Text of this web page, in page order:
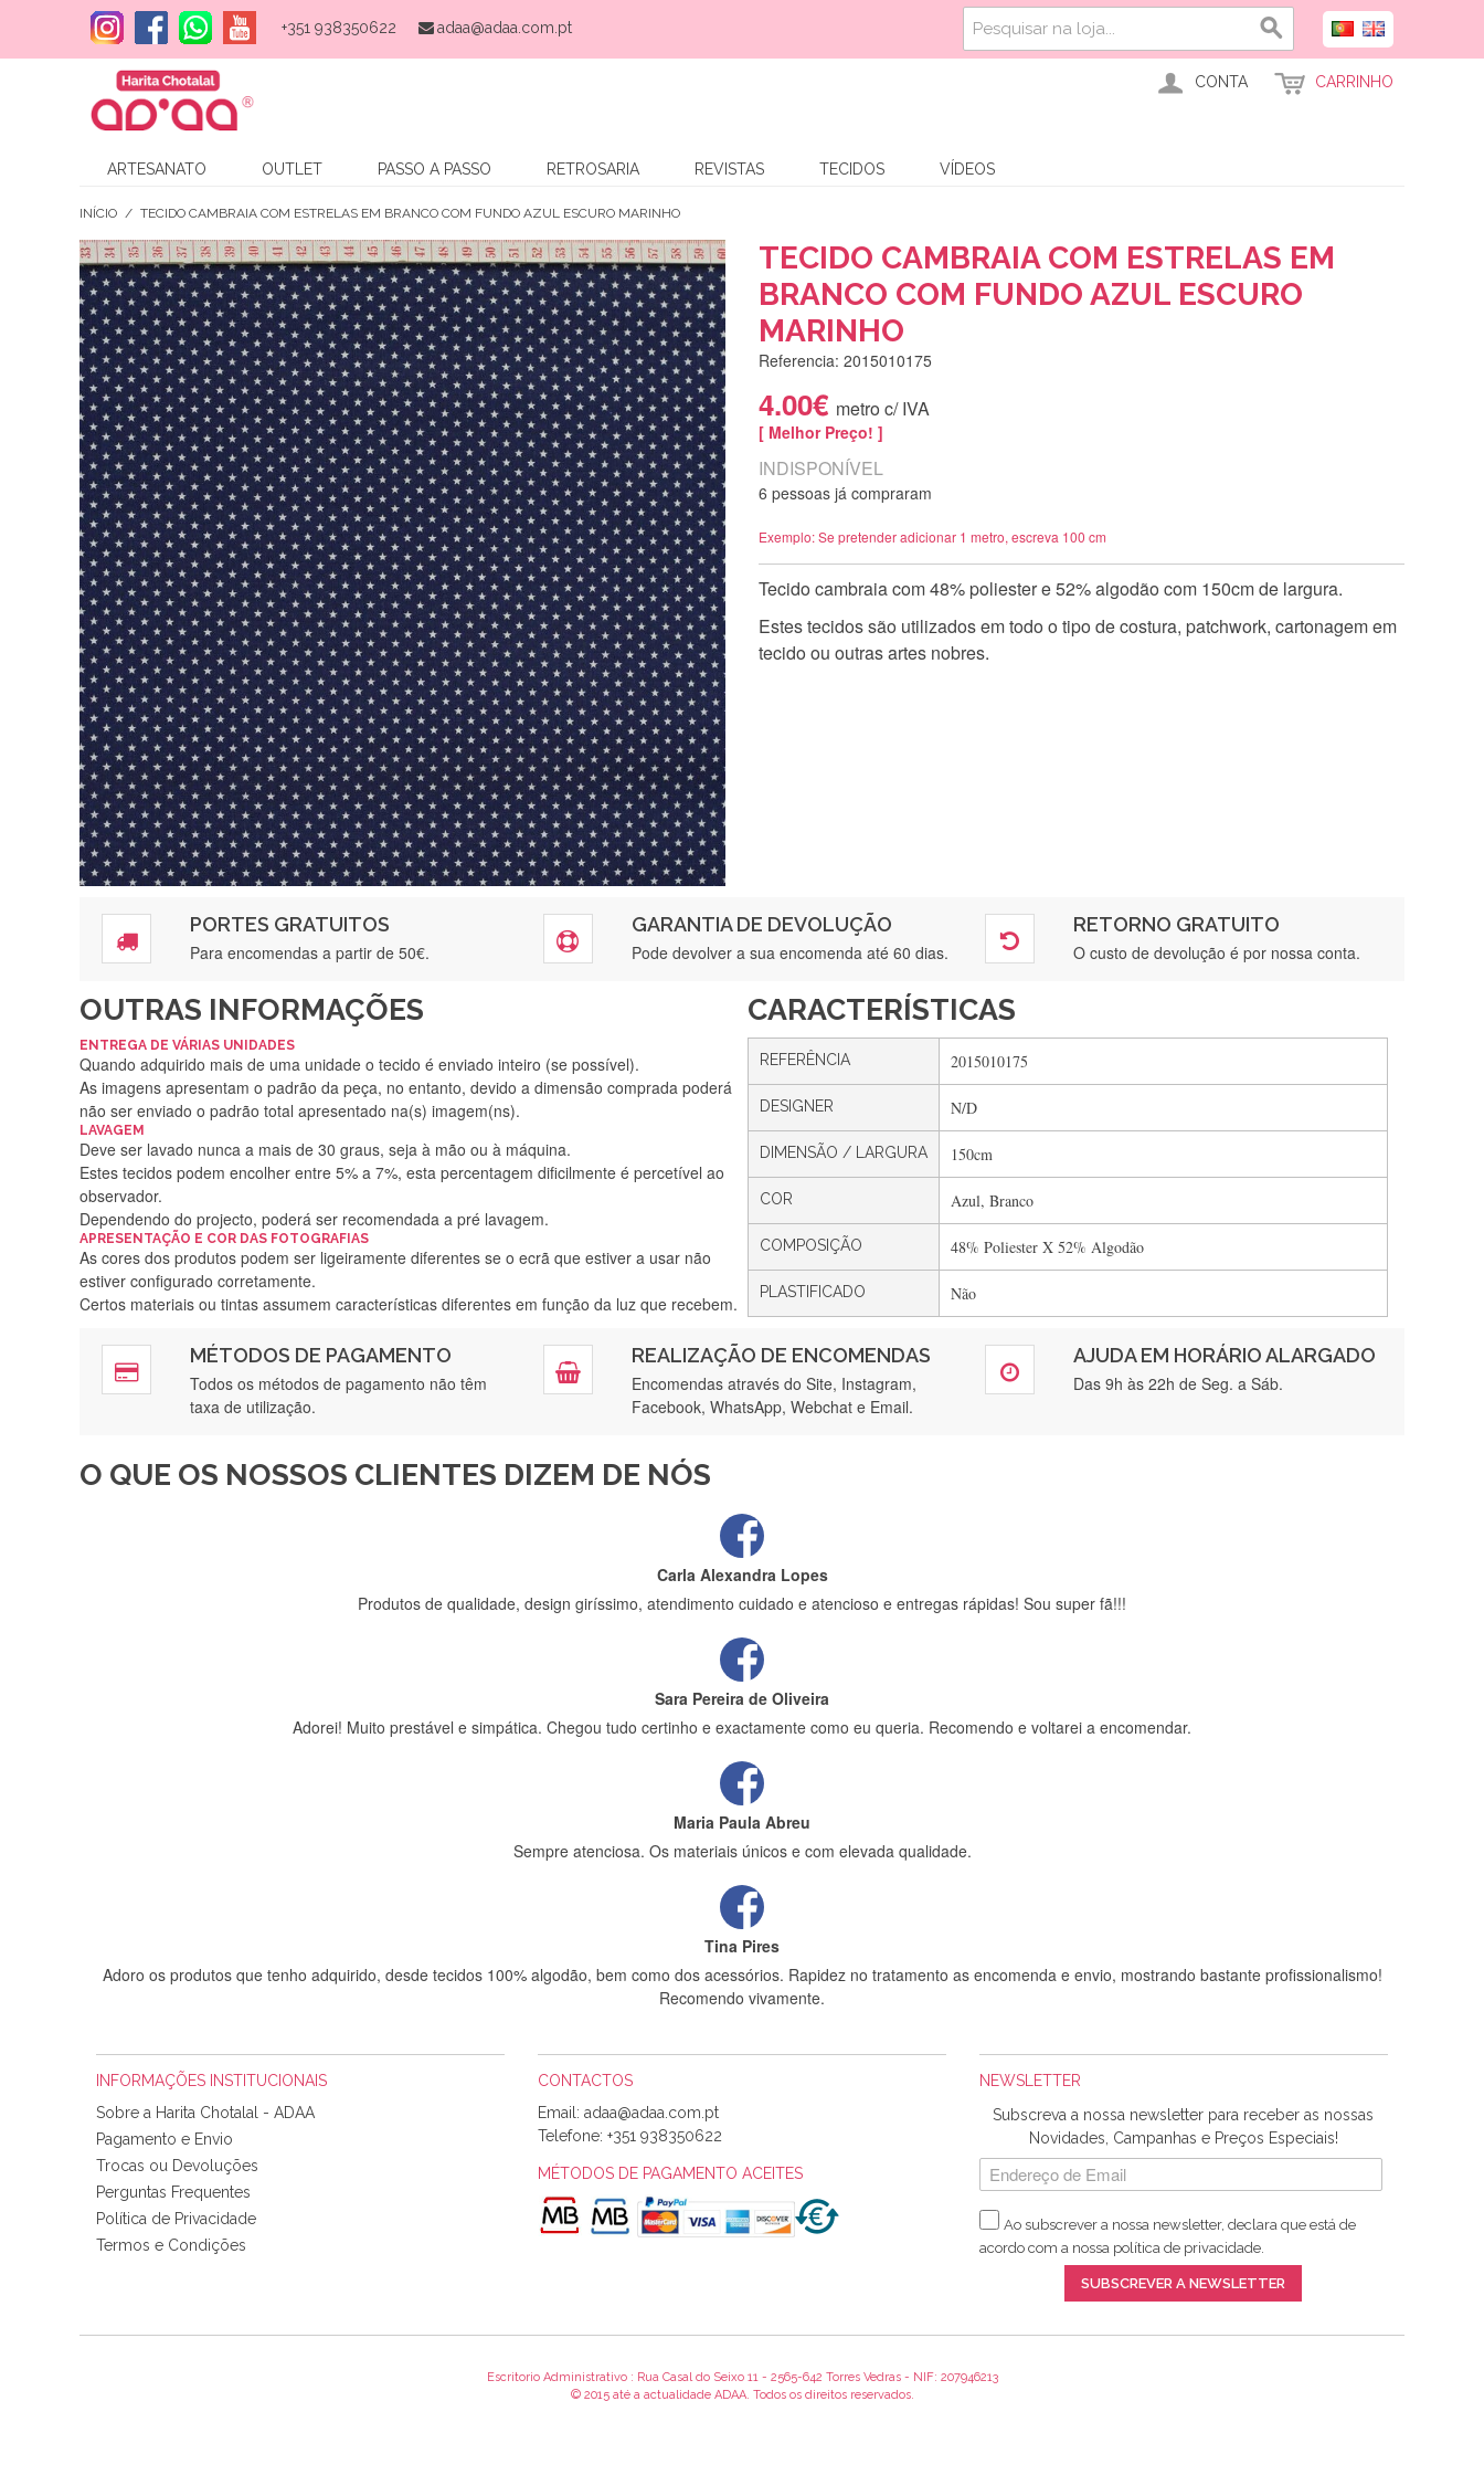
+351 938350622 adaa@adaa.com.pt
CONTA CARRINHO
ARTESANATO OUTLET PASSO A PASSO RETROSARIA REVISTAS TECIDOS VÍDEOS
INÍCIO / TECIDO CAMBRAIA COM ESTRELAS EM BRANCO COM FUNDO AZUL ESCURO MARINHO
TECIDO CAMBRAIA COM ESTRELAS EM
BRANCO COM FUNDO AZUL ESCURO
MARINHO
Referencia: 2015010175
4.00€ metro c/ IVA
[ Melhor Preço! ]
INDISPONÍVEL
6 pessoas já compraram
Exemplo: Se pretender adicionar 1 metro, escreva 100 cm
Tecido cambraia com 48% poliester e 52% algodão com 150cm de largura.
Estes tecidos são utilizados em todo o tipo de costura, patchwork, cartonagem em
tecido ou outras artes nobres.
PORTES GRATUITOS
Para encomendas a partir de 50€.
GARANTIA DE DEVOLUÇÃO
Pode devolver a sua encomenda até 60 dias.
RETORNO GRATUITO
O custo de devolução é por nossa conta.
OUTRAS INFORMAÇÕES
ENTREGA DE VÁRIAS UNIDADES
Quando adquirido mais de uma unidade o tecido é enviado inteiro (se possível).
As imagens apresentam o padrão da peça, no entanto, devido a dimensão comprada poderá
não ser enviado o padrão total apresentado na(s) imagem(ns).
LAVAGEM
Deve ser lavado nunca a mais de 30 graus, seja à mão ou à máquina.
Estes tecidos podem encolher entre 5% a 7%, esta percentagem dificilmente é percetível ao
observador.
Dependendo do projecto, poderá ser recomendada a pré lavagem.
APRESENTAÇÃO E COR DAS FOTOGRAFIAS
As cores dos produtos podem ser ligeiramente diferentes se o ecrã que estiver a usar não
estiver configurado corretamente.
Certos materiais ou tintas assumem características diferentes em função da luz que recebem.
CARACTERÍSTICAS
REFERÊNCIA 2015010175
DESIGNER N/D
DIMENSÃO / LARGURA 150cm
COR Azul, Branco
COMPOSIÇÃO 48% Poliester X 52% Algodão
PLASTIFICADO Não
MÉTODOS DE PAGAMENTO
Todos os métodos de pagamento não têm
taxa de utilização.
REALIZAÇÃO DE ENCOMENDAS
Encomendas através do Site, Instagram,
Facebook, WhatsApp, Webchat e Email.
AJUDA EM HORÁRIO ALARGADO
Das 9h às 22h de Seg. a Sáb.
O QUE OS NOSSOS CLIENTES DIZEM DE NÓS
Silvia Lopes
Encomenda direitinha. Rapidez e segurança. Volto a encomendar.
Silvia André
Gostei ,Serviço bastante rápido. recomendo
Rápido, atendimento 5*. Hoje chegará a segunda encomenda feita de muitas certamente❤️
Recebi a minha encomenda, rápida entrega e vinha muito bem protegida para o transporte, muito obrigada , serviço 5 estrelas
Carla Alexandra Lopes
Produtos de qualidade, design giríssimo, atendimento cuidado e atencioso e entregas rápidas! Sou super fã!!!
Sara Pereira de Oliveira
Adorei! Muito prestável e simpática. Chegou tudo certinho e exactamente como eu queria. Recomendo e voltarei a encomendar.
Maria Paula Abreu
Sempre atenciosa. Os materiais únicos e com elevada qualidade.
Tina Pires
Adoro os produtos que tenho adquirido, desde tecidos 100% algodão, bem como dos acessórios. Rapidez no tratamento as encomenda e envio, mostrando bastante profissionalismo!
Recomendo vivamente.
Sílvia Maria Bernardino Mestre
Informo que recebi hoje a encomenda, gostei muito dos tecidos.
Rosa Medeiros
Tudo chegou em condições, pois os produtos vieram muito bem acondicionados. Estou plenamente satisfeita com os produtos adquiridos. Relativamente à bolsa, tem um tecido com um
padrão e cores muito bonitas e a execução está perfeitíssima. Futuramente penso voltar a comprar na vossa loja, têm excelentes artigos a um preço muito justo. A expedição da
Alexandra Morais
INFORMAÇÕES INSTITUCIONAIS
Sobre a Harita Chotalal - ADAA
Pagamento e Envio
Trocas ou Devoluções
Perguntas Frequentes
Política de Privacidade
Termos e Condições
CONTACTOS
Email:
Telefone: +351 938350622
MÉTODOS DE PAGAMENTO ACEITES
NEWSLETTER
Subscreva a nossa newsletter para receber as nossas
Novidades, Campanhas e Preços Especiais!
Ao subscrever a nossa newsletter, declara que está de
acordo com a nossa política de privacidade.
SUBSCREVER A NEWSLETTER
Escritorio Administrativo : Rua Casal do Seixo 11 - 2565-642 Torres Vedras - NIF: 207946213
© 2015 até a actualidade ADAA. Todos os direitos reservados.